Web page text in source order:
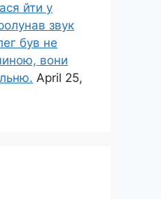
йти у
звук
був не
вони
April 25,